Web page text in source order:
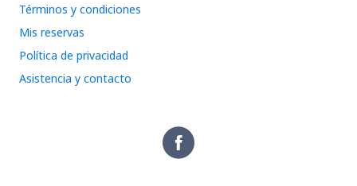
Términos y condiciones
Mis reservas
Política de privacidad
Asistencia y contacto